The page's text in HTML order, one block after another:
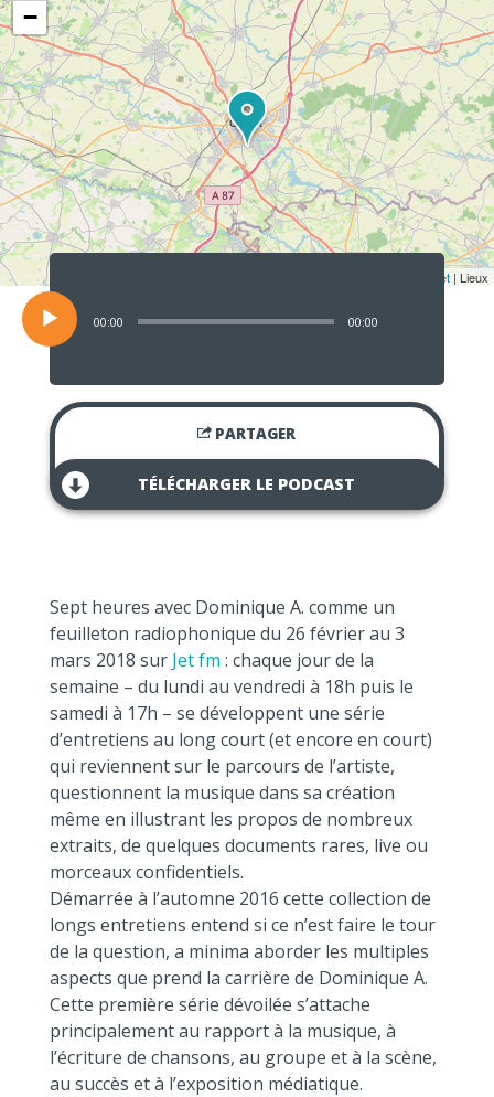
−
Leaflet | Lieux
Lecteur
00:00 00:00
PARTAGER
TÉLÉCHARGER LE PODCAST
Sept heures avec Dominique A. comme un
feuilleton radiophonique du 26 février au 3
mars 2018 sur Jet fm : chaque jour de la
semaine – du lundi au vendredi à 18h puis le
samedi à 17h – se développent une série
d’entretiens au long court (et encore en court)
qui reviennent sur le parcours de l’artiste,
questionnent la musique dans sa création
même en illustrant les propos de nombreux
extraits, de quelques documents rares, live ou
morceaux confidentiels.
Démarrée à l’automne 2016 cette collection de
longs entretiens entend si ce n’est faire le tour
de la question, a minima aborder les multiples
aspects que prend la carrière de Dominique A.
Cette première série dévoilée s’attache
principalement au rapport à la musique, à
l’écriture de chansons, au groupe et à la scène,
au succès et à l’exposition médiatique.